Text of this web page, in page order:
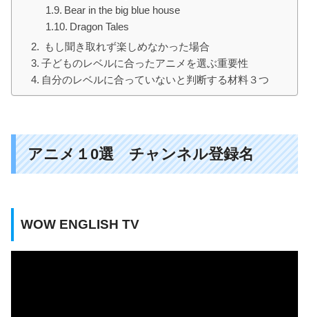
Bear in the big blue house
Dragon Tales
もし聞き取れず楽しめなかった場合
子どものレベルに合ったアニメを選ぶ重要性
自分のレベルに合っていないと判断する材料３つ
アニメ１0選 チャンネル登録名
WOW ENGLISH TV